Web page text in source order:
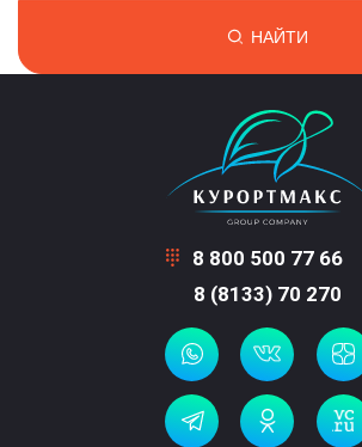
НАЙТИ
8 800 500 77 66
8 (8133) 70 270